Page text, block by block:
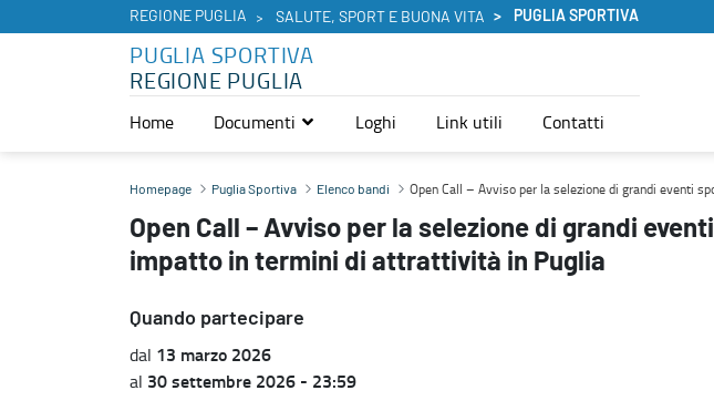
REGIONE PUGLIA SALUTE, SPORT E BUONA VITA PUGLIA SPORTIVA
PUGLIA SPORTIVA
REGIONE PUGLIA
Home Documenti Loghi Link utili Contatti
Open Call – Avviso per la selezione di grandi eventi sportivi ad elevato impatto in termini di
Homepage Puglia Sportiva Elenco bandi Open Call – Avviso per la selezione di grandi eventi
Open Call – Avviso per la selezione di grandi
impatto in termini di attrattività in Puglia
Quando partecipare
dal 13 marzo 2026
al 30 settembre 2026 - 23:59